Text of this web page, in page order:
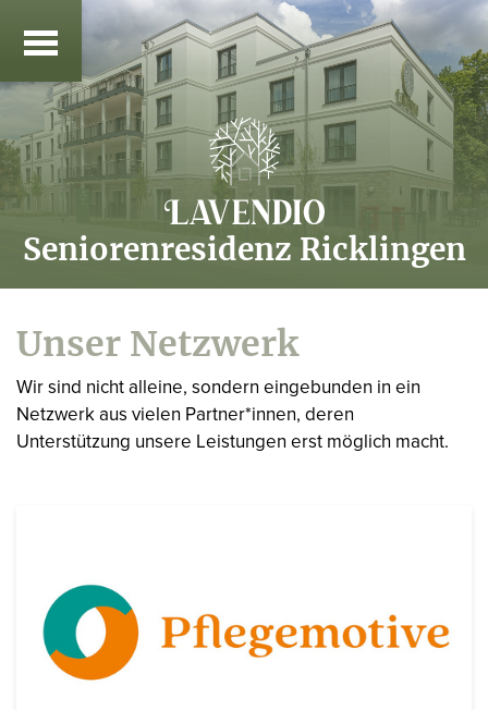
Seniorenresidenz Ricklingen
Unser Netzwerk
Wir sind nicht alleine, sondern eingebunden in ein
Netzwerk aus vielen Partner*innen, deren
Unterstützung unsere Leistungen erst möglich macht.